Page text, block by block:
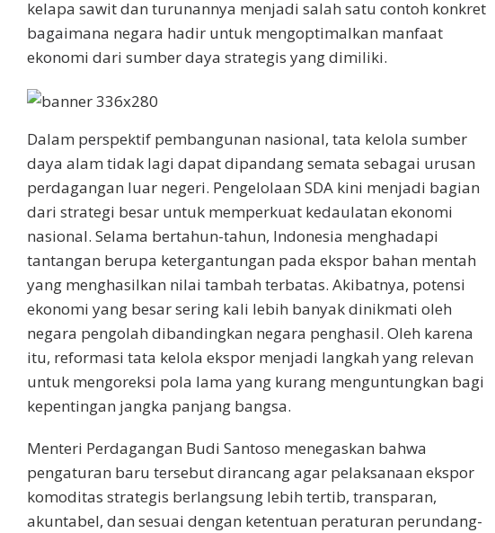
kelapa sawit dan turunannya menjadi salah satu contoh konkret
bagaimana negara hadir untuk mengoptimalkan manfaat
ekonomi dari sumber daya strategis yang dimiliki.
Dalam perspektif pembangunan nasional, tata kelola sumber
daya alam tidak lagi dapat dipandang semata sebagai urusan
perdagangan luar negeri. Pengelolaan SDA kini menjadi bagian
dari strategi besar untuk memperkuat kedaulatan ekonomi
nasional. Selama bertahun-tahun, Indonesia menghadapi
tantangan berupa ketergantungan pada ekspor bahan mentah
yang menghasilkan nilai tambah terbatas. Akibatnya, potensi
ekonomi yang besar sering kali lebih banyak dinikmati oleh
negara pengolah dibandingkan negara penghasil. Oleh karena
itu, reformasi tata kelola ekspor menjadi langkah yang relevan
untuk mengoreksi pola lama yang kurang menguntungkan bagi
kepentingan jangka panjang bangsa.
Menteri Perdagangan Budi Santoso menegaskan bahwa
pengaturan baru tersebut dirancang agar pelaksanaan ekspor
komoditas strategis berlangsung lebih tertib, transparan,
akuntabel, dan sesuai dengan ketentuan peraturan perundang-